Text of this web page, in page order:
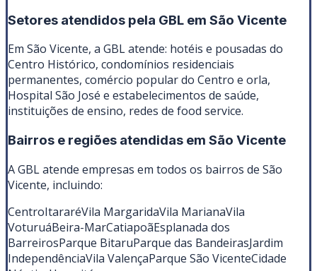
Setores atendidos pela GBL em São Vicente
Em São Vicente, a GBL atende: hotéis e pousadas do
Centro Histórico, condomínios residenciais
permanentes, comércio popular do Centro e orla,
Hospital São José e estabelecimentos de saúde,
instituições de ensino, redes de food service.
Bairros e regiões atendidas em São Vicente
A GBL atende empresas em todos os bairros de São
Vicente, incluindo:
CentroItararéVila MargaridaVila MarianaVila
VoturuáBeira-MarCatiapoãEsplanada dos
BarreirosParque BitaruParque das BandeirasJardim
IndependênciaVila ValençaParque São VicenteCidade